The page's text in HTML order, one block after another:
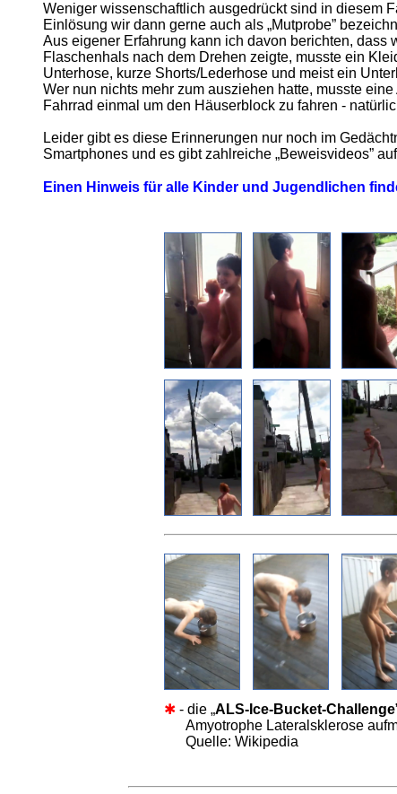
Weniger wissenschaftlich ausgedrückt sind in diesem
Einlösung wir dann gerne auch als „Mutprobe”
Aus eigener Erfahrung kann ich davon berichten, dass
Flaschenhals nach dem Drehen zeigte, musste ein
Unterhose, kurze Shorts/Lederhose und meist ein
Wer nun nichts mehr zum ausziehen hatte, musste
Fahrrad einmal um den Häuserblock zu fahren -
Leider gibt es diese Erinnerungen nur noch im
Smartphones und es gibt zahlreiche „Beweisvideos”
Einen Hinweis für alle Kinder und Jugendlichen
✱ - die „ALS-Ice-Bucket-Challenge
Amyotrophe Lateralsklerose
Quelle: Wikipedia